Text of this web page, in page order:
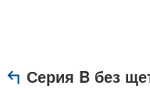
Серия B без